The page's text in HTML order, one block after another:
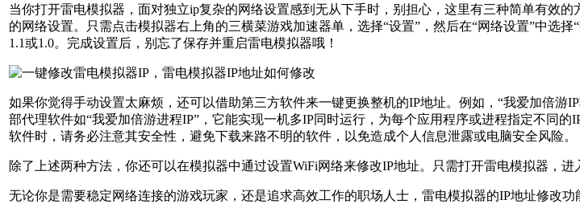
当你打开雷电模拟器，面对独立ip复杂的网络设置感到无从下手时，别担心，这里有三种简单有效
的网络设置。只需点击模拟器右上角的三横菜游戏加速器单，选择“设置”，然后在“网络设置”中选
1.1或1.0。完成设置后，别忘了保存并重启雷电模拟器哦！
如果你觉得手动设置太麻烦，还可以借助第三方软件来一键更换整机的IP地址。例如，“我爱加倍游
部代理软件如“我爱加倍游进程IP”，它能实现一机多IP同时运行，为每个应用程序或进程指定不同
软件时，请务必注意其安全性，避免下载来路不明的软件，以免造成个人信息泄露或电脑安全风险。
除了上述两种方法，你还可以在模拟器中通过设置WiFi网络来修改IP地址。只需打开雷电模拟器，进
无论你是需要稳定网络连接的游戏玩家，还是追求高效工作的职场人士，雷电模拟器的IP地址修改